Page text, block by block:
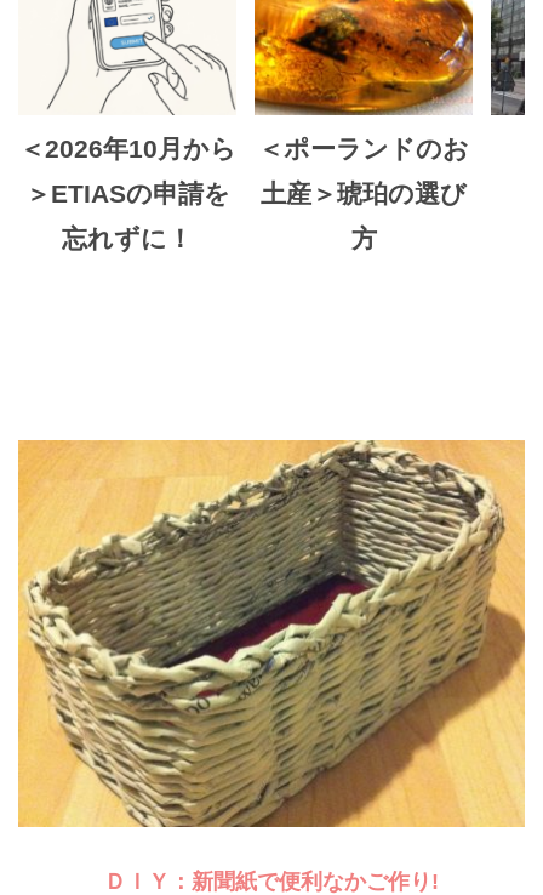
＜2026年10月から
＞ETIASの申請を
忘れずに！
＜ポーランドのお
土産＞琥珀の選び
方
ＤＩＹ：新聞紙で便利なかご作り!